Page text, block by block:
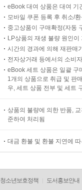
eBook 대여 상품은 대여 기
모바일 쿠폰 등록 후 취소/
중고상품이 구매확정(자동
LP상품의 재생 불량 원인
시간의 경과에 의해 재판매
전자상거래 등에서의 소비
eBook 세트 상품은 일괄 구
1개의 상품으로 취급 및 판
우, 세트 상품 전부 및 세트
상품의 불량에 의한 반품,
준하여 처리됨
대금 환불 및 환불 지연에
청소년보호정책 도서홍보안내